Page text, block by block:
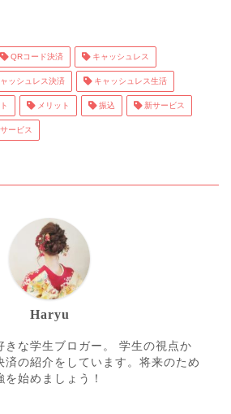
QRコード決済 キャッシュレス
ッシュレス決済 キャッシュレス生活
メリット 振込 新サービス
ービス
Haryu
きな学生ブロガー。 学生の視点か
済の紹介をしています。将来のため
始めましょう！